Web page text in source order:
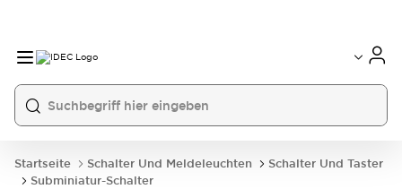
Startseite Schalter Und Meldeleuchten
Schalter Und Taster
Subminiatur-Schalter